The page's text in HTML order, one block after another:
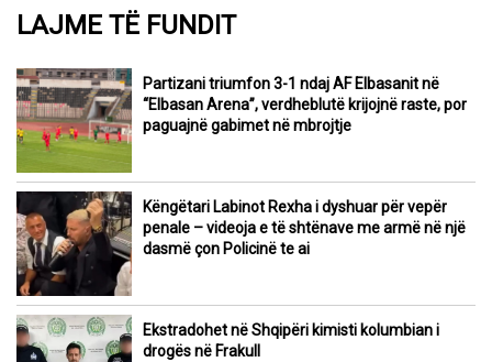
LAJME TË FUNDIT
Partizani triumfon 3-1 ndaj AF Elbasanit në
“Elbasan Arena”, verdheblutë krijojnë raste, por
paguajnë gabimet në mbrojtje
Këngëtari Labinot Rexha i dyshuar për vepër
penale – videoja e të shtënave me armë në një
dasmë çon Policinë te ai
Ekstradohet në Shqipëri kimisti kolumbian i
drogës në Frakull